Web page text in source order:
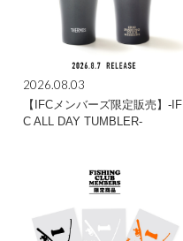
2026.08.03
【IFCメンバーズ限定販売】-IF
C ALL DAY TUMBLER-